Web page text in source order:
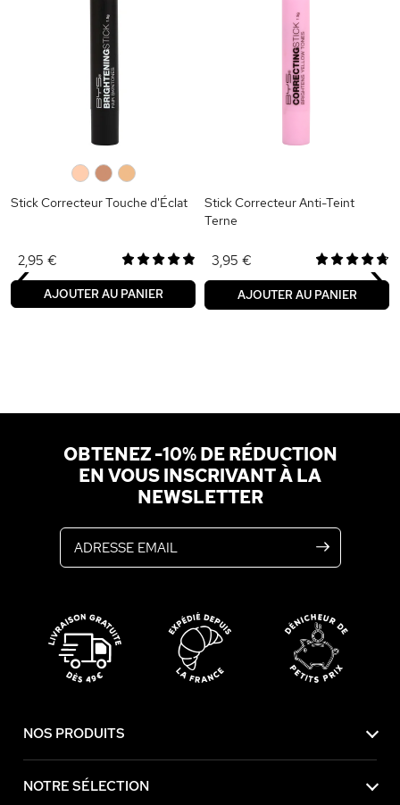
Stick Correcteur Touche d'Éclat
2,95 €
AJOUTER AU PANIER
Stick Correcteur Anti-Teint
Terne
3,95 €
AJOUTER AU PANIER
‹ ›
OBTENEZ -10% DE RÉDUCTION
EN VOUS INSCRIVANT À LA
NEWSLETTER
NOS PRODUITS
NOTRE SÉLECTION